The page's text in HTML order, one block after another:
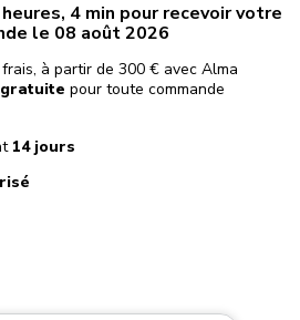
4 min pour recevoir votre
le 08 août 2026
à partir de 300 € avec Alma
pour toute commande
14 jours